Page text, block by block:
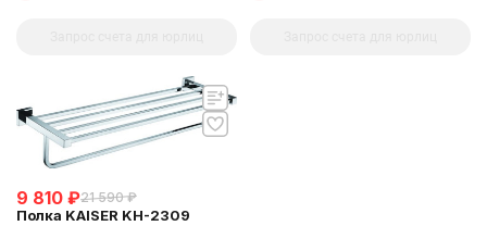
9 810 ₽21 590 ₽
Полка KAISER KH-2309